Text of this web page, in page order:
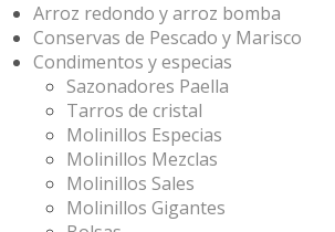
Arroz redondo y arroz bomba
Conservas de Pescado y Marisco
Condimentos y especias
Sazonadores Paella
Tarros de cristal
Molinillos Especias
Molinillos Mezclas
Molinillos Sales
Molinillos Gigantes